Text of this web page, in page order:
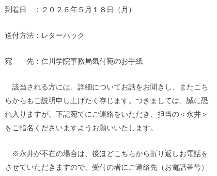
到着日 ：２０２６年５月１８日（月）
送付方法：レターパック
宛 先：仁川学院事務局気付宛のお手紙
該当される方には、詳細についてお話をお聞きし、またこち
らからもご説明申し上げたく存じます。つきましては、誠に恐
れ入りますが、下記宛てにご連絡をいただき、担当の＜永井＞
をご指名くださいますようお願いいたします。
※永井が不在の場合は、後ほどこちらから折り返しお電話を
させていただきますので、受付の者にご連絡先（お電話番号）